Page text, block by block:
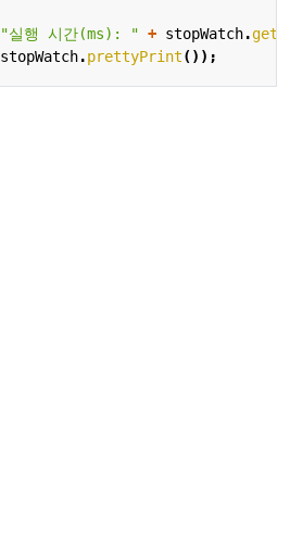
"실행 시간(ms): " + stopWatch.
stopWatch.prettyPrint());